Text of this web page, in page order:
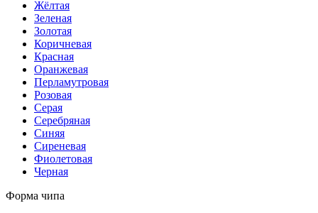
Жёлтая
Зеленая
Золотая
Коричневая
Красная
Оранжевая
Перламутровая
Розовая
Серая
Серебряная
Синяя
Сиреневая
Фиолетовая
Черная
Форма чипа